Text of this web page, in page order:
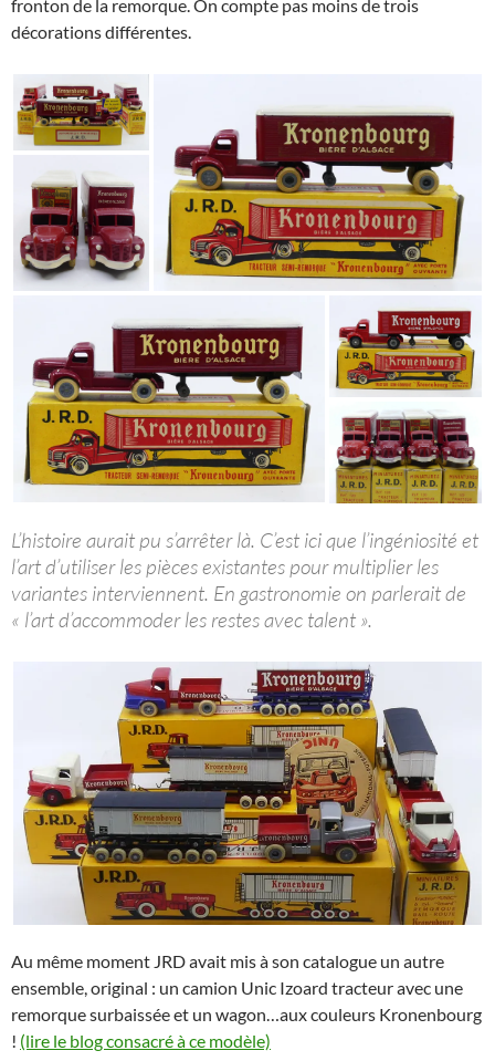
fronton de la remorque. On compte pas moins de trois
décorations différentes.
L’histoire aurait pu s’arrêter là. C’est ici que l’ingéniosité et
l’art d’utiliser les pièces existantes pour multiplier les
variantes interviennent. En gastronomie on parlerait de
« l’art d’accommoder les restes avec talent ».
Au même moment JRD avait mis à son catalogue un autre
ensemble, original : un camion Unic Izoard tracteur avec une
remorque surbaissée et un wagon…aux couleurs Kronenbourg
! (lire le blog consacré à ce modèle)